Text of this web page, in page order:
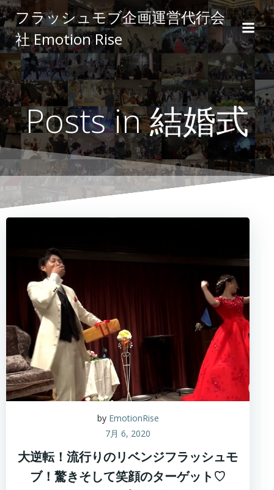
コ
ン
テ
ン
ツ
へ
ス
キ
ッ
プ
フラッシュモブ企画運営代行会
社 Emotion Rise
Posts in 結婚式
by EmotionRise
7月 6, 2020
大逆転！流行りのリベンジフラッシュモ
ブ！驚きそして笑顔のターゲット♡